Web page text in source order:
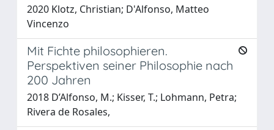
2020 Klotz, Christian; D'Alfonso, Matteo
Vincenzo
Mit Fichte philosophieren.
Perspektiven seiner Philosophie nach
200 Jahren
2018 D’Alfonso, M.; Kisser, T.; Lohmann, Petra;
Rivera de Rosales,